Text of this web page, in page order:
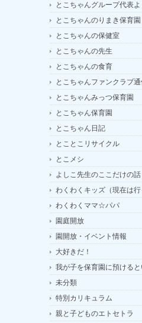
とこちゃんグループ代表よ
とこちゃんのりまき保育園
とこちゃんの保健室
とこちゃんの先生
とこちゃんの食育
とこちゃんファンクラブ
とこちゃんみっつ保育園
とこちゃん保育園
とこちゃん日記
とことこリサイクル
とこメシ
よしこ先生のここだけの話
わくわくキッズ（現在は行
わくわくママ☆パパ
園庭開放
園開放・イベント情報
大好きだ！
我が子を保育園に預けると
未分類
特別カリキュラム
親と子どものエトセトラ